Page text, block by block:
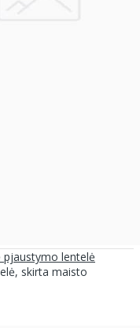
pjaustymo lentelė
skirta maisto